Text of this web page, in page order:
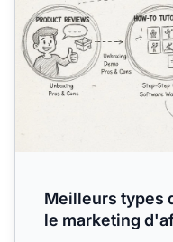
Meilleurs types
le marketing